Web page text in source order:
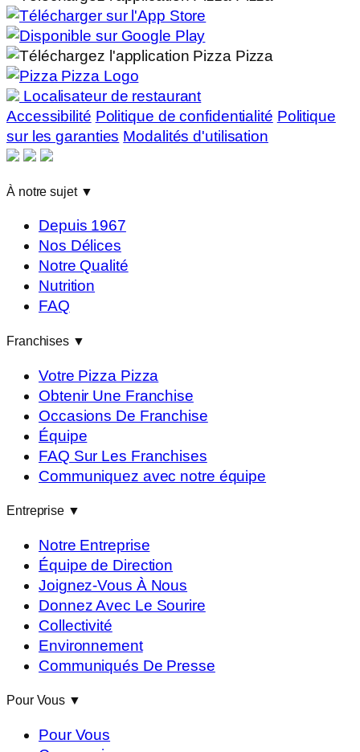
Localisateur de restaurant
Accessibilité Politique de confidentialité Politique
sur les garanties Modalités d'utilisation
À notre sujet ▼
Depuis 1967
Nos Délices
Notre Qualité
Nutrition
FAQ
Franchises ▼
Votre Pizza Pizza
Obtenir Une Franchise
Occasions De Franchise
Équipe
FAQ Sur Les Franchises
Communiquez avec notre équipe
Entreprise ▼
Notre Entreprise
Équipe de Direction
Joignez-Vous À Nous
Donnez Avec Le Sourire
Collectivité
Environnement
Communiqués De Presse
Pour Vous ▼
Pour Vous